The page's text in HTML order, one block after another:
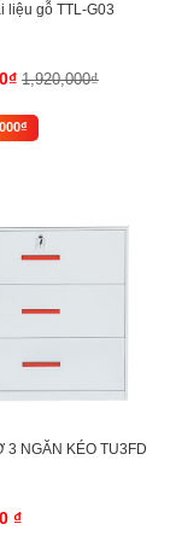
liệu gỗ TTL-G03
1,920,000₫
3 NGĂN KÉO TU3FD
₫